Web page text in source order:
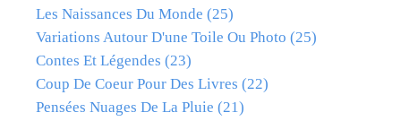
Les Naissances Du Monde (25)
Variations Autour D'une Toile Ou Photo (25)
Contes Et Légendes (23)
Coup De Coeur Pour Des Livres (22)
Pensées Nuages De La Pluie (21)